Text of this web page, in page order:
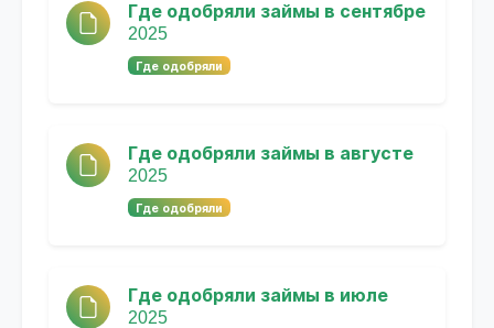
Где одобряли займы в сентябре
2025
Где одобряли
Где одобряли займы в августе
2025
Где одобряли
Где одобряли займы в июле
2025